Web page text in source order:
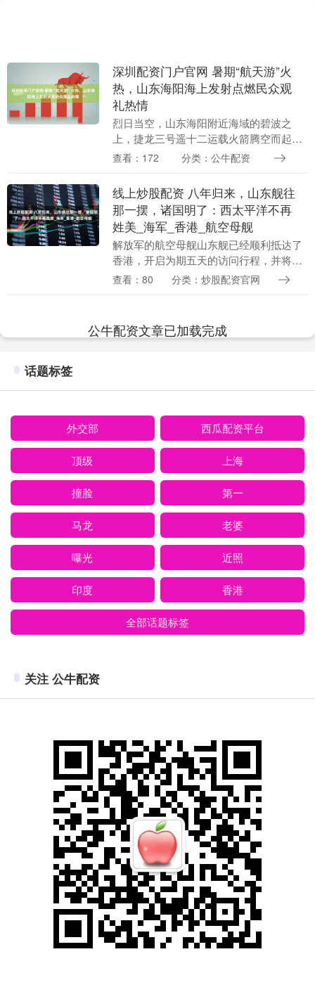
深圳配资门户官网 暑期“航天游”火
热，山东海阳海上发射点燃民众观
礼热情
烈日当空，山东海阳附近海域的碧波之
上，捷龙三号遥十二运载火箭腾空而起，
将东方慧眼高光谱01、02星精准送入预定
之聚焦，火箭升....
查看：172 分类：公牛配资
线上炒股配资 八年归来，山东舰往
那一摆，诸国明了：西太平洋不再
姓美_海军_香港_航空母舰
解放军的航空母舰山东舰已经顺利抵达了
香港，开启为期五天的访问行程，并将在
周末开放甲板，热诚邀请香港居民上舰参
查看：80 分类：炒股配资官网
公牛配资文章已加载完成
话题标签
外交部 西瓜配资平台
顶级 上海
撞脸 第一
马龙 老婆
曝光 近照
印度 香港
全部话题标签
关注 公牛配资